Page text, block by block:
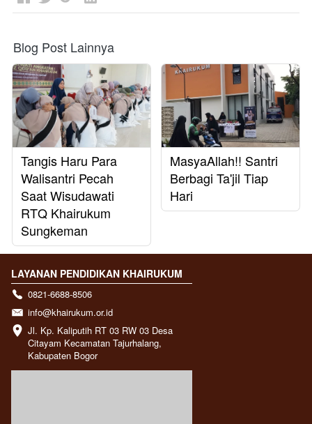
Blog Post Lainnya
Tangis Haru Para
Walisantri Pecah
Saat Wisudawati
RTQ Khairukum
Sungkeman
MasyaAllah!! Santri
Berbagi Ta'jil Tiap
Hari
LAYANAN PENDIDIKAN KHAIRUKUM
0821-6688-8506
info@khairukum.or.id
Jl. Kp. Kaliputih RT 03 RW 03 Desa
Citayam Kecamatan Tajurhalang,
Kabupaten Bogor